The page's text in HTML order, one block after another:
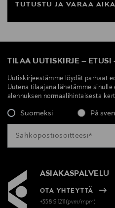
TUTUSTU JA VARAA AIKA
TILAA UUTISKIRJE – ETUSI
Uutiskirjeestämme löydät parhaat
Uutena tilaajana lähetämme sinulle
alennuksen normaalihintaisesta
Suomeksi På
ASIAKASPALVELU
OTA YHTEYTTÄ
+358 9 1211(pvm/mpm)